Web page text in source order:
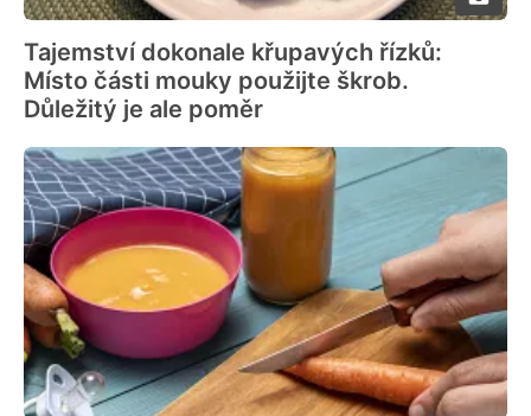
Tajemství dokonale křupavých řízků:
Místo části mouky použijte škrob.
Důležitý je ale poměr